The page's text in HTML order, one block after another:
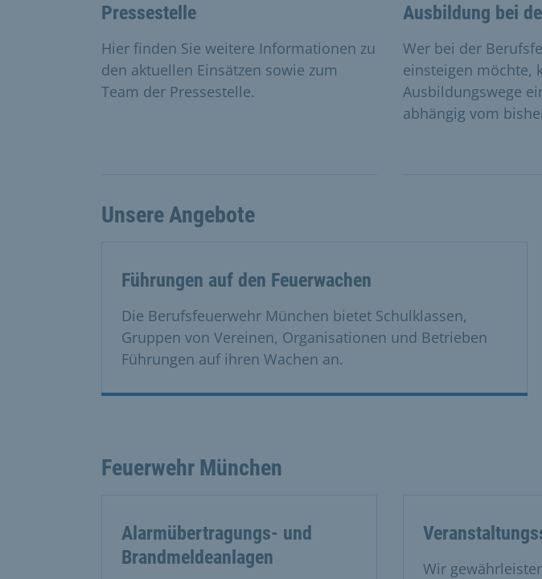
Pressestelle
Hier finden Sie weitere Informationen zu
den aktuellen Einsätzen sowie zum
Team der Pressestelle.
Ausbildung bei
Wer bei der
einsteigen möchte,
Ausbildungswege
abhängig vom
Unsere Angebote
Führungen auf den Feuerwachen
Die Berufsfeuerwehr München bietet Schulklassen,
Gruppen von Vereinen, Organisationen und Betrieben
Führungen auf ihren Wachen an.
Feuerwehr München
Alarmübertragungs- und
Brandmeldeanlagen
Wir